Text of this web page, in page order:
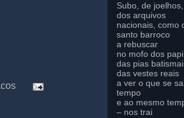
Subo, de
dos arquivos
nacionais, como
santo barroco
a rebuscar
no mofo dos
das pias
das vestes reais
a ver o que se
tempo
e ao mesmo
– nos trai